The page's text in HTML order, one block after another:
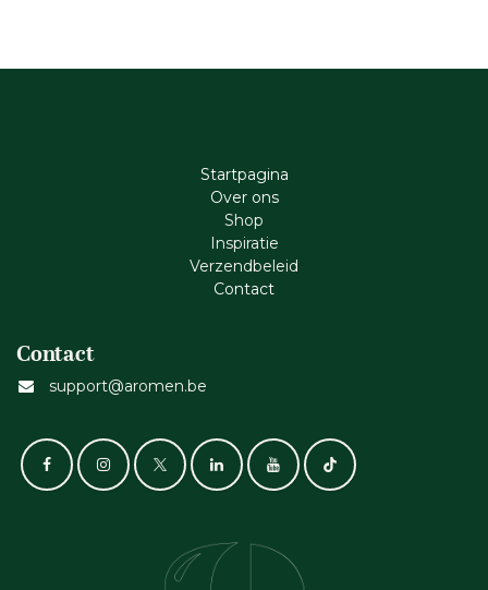
Startpagina
Ove​r​ ons
Shop
Inspiratie
Verzendbeleid
Cont​act
Contact
support@aromen.be